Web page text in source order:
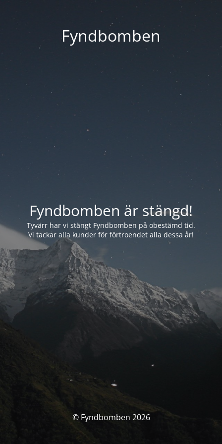
Fyndbomben
Fyndbomben är stängd!
Tyvärr har vi stängt Fyndbomben på obestämd tid.
Vi tackar alla kunder för förtroendet alla dessa år!
© Fyndbomben 2026